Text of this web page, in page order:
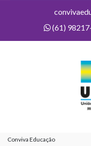
(61)
Conviva Educação